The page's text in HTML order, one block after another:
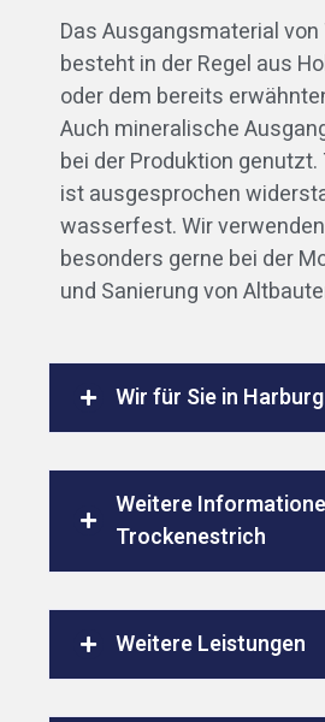
Das Ausgangsmaterial
besteht in der Regel aus
oder dem bereits
Auch mineralische
bei der Produktion
ist ausgesprochen
wasserfest. Wir
besonders gerne bei der
und Sanierung von
Wir für Sie in Harburg
Weitere
Trockenestrich
Weitere Leistungen